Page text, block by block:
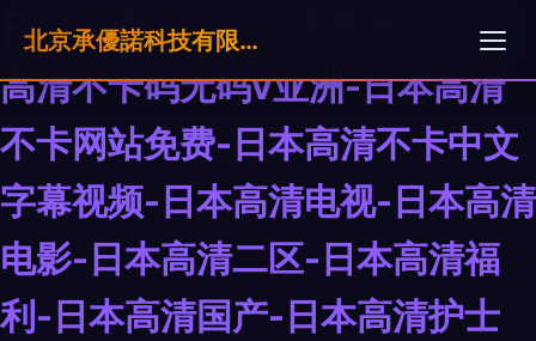
日本高清WWW色视频网站-日本
高清不卡码无码v亚洲-日本高清
不卡网站免费-日本高清不卡中文
字幕视频-日本高清电视-日本高清
电影-日本高清二区-日本高清福
利-日本高清国产-日本高清护士
北京承優諾科技有限公司